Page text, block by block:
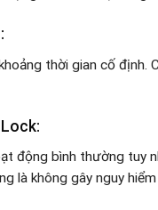
thời gian cố
động bình thường tuy
là không gây nguy